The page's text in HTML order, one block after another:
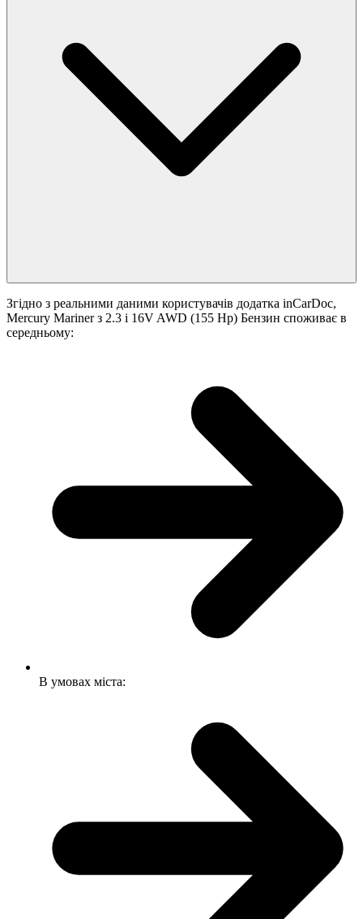
Згідно з реальними даними користувачів додатка inCarDoc,
Mercury Mariner з 2.3 i 16V AWD (155 Hp) Бензин споживає в
середньому:
В умовах міста: